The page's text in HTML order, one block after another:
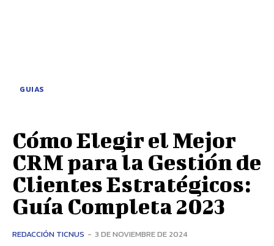
GUIAS
Cómo Elegir el Mejor
CRM para la Gestión de
Clientes Estratégicos:
Guía Completa 2023
REDACCIÓN TICNUS - 3 DE NOVIEMBRE DE 2024